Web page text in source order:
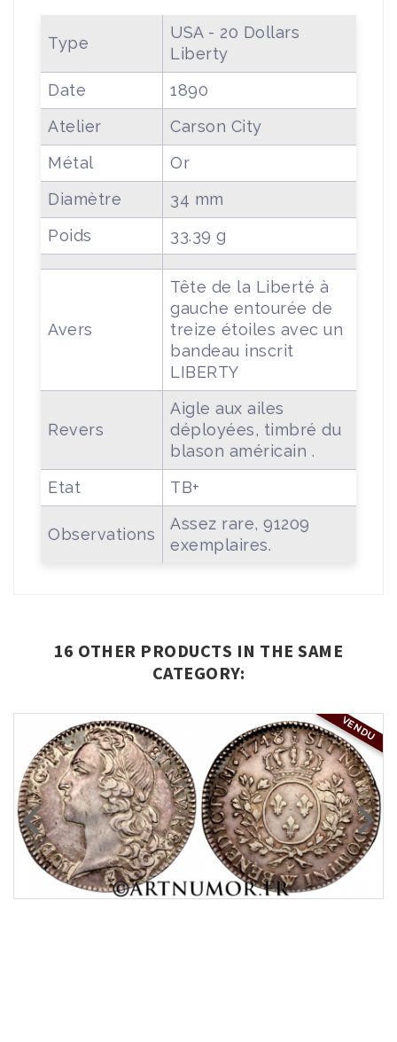
Type
USA - 20 Dollars
Liberty
Date
1890
Atelier
Carson City
Métal
Or
Diamètre
34 mm
Poids
33.39 g
Avers
Tête de la Liberté à
gauche entourée de
treize étoiles avec un
bandeau inscrit
LIBERTY
Revers
Aigle aux ailes
déployées, timbré du
blason américain .
Etat
TB+
Observations
Assez rare, 91209
exemplaires.
16 OTHER PRODUCTS IN THE SAME
CATEGORY:
VENDU